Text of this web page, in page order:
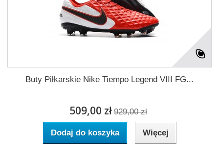
Buty Piłkarskie Nike Tiempo Legend VIII FG...
509,00 zł 929,00 zł
Dodaj do koszyka Więcej